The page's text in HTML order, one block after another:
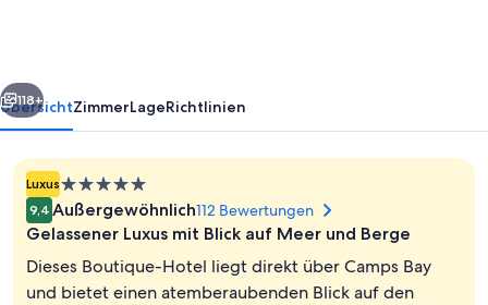
Weiter
118+
ÜbersichtZimmerLageRichtlinien
Luxus5.0-
Sterne-
Unterkunft
9,4 Außergewöhnlich112 Bewertungen
Gelassener Luxus mit Blick auf Meer und Berge
Dieses Boutique-Hotel liegt direkt über Camps Bay
und bietet einen atemberaubenden Blick auf den